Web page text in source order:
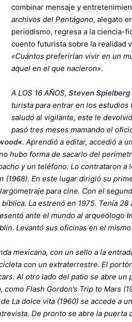
combinar mensaje y
archivos del Pentágono, alegato
periodismo, regresa a la ciencia-
cuento futurista sobre la realidad
«Cuántos preferirían vivir en un
aquel en el que nacieron».
A LOS 16 AÑOS,Steven Spielberg
turista para entrar en los
saludó al vigilante, este le
pasó tres meses mamando el
«. Aprendió a editar, accedió a
hubo forma de sacarlo del
y un teléfono. Lo contrataron a
(1968). En este lugar dirigió su
para cine. Con el
La estrenó en 1975. Tenía
ante el mundo al arqueólogo
Levantó sus oficinas en el
mexicana, con un sello a la
con un extraterrestre. El
Al otro lado del patio se abre
Flash Gordon’s Trip to Mars
La dolce vita (1960) se accede a
De pronto se abre la